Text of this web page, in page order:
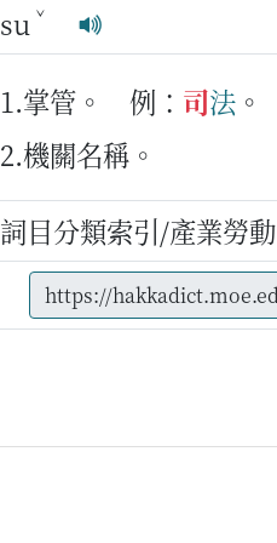
su ˇ
1.掌管。 例： 司法 。
2.機關名稱。
詞目分類索引/產業勞動